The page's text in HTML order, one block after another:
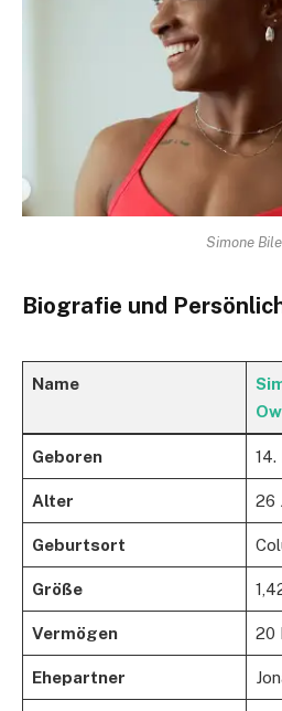
Simone
Biografie und
Name
Geboren 14.
Alter 26
Geburtsort
Größe
Vermögen 20
Ehepartner